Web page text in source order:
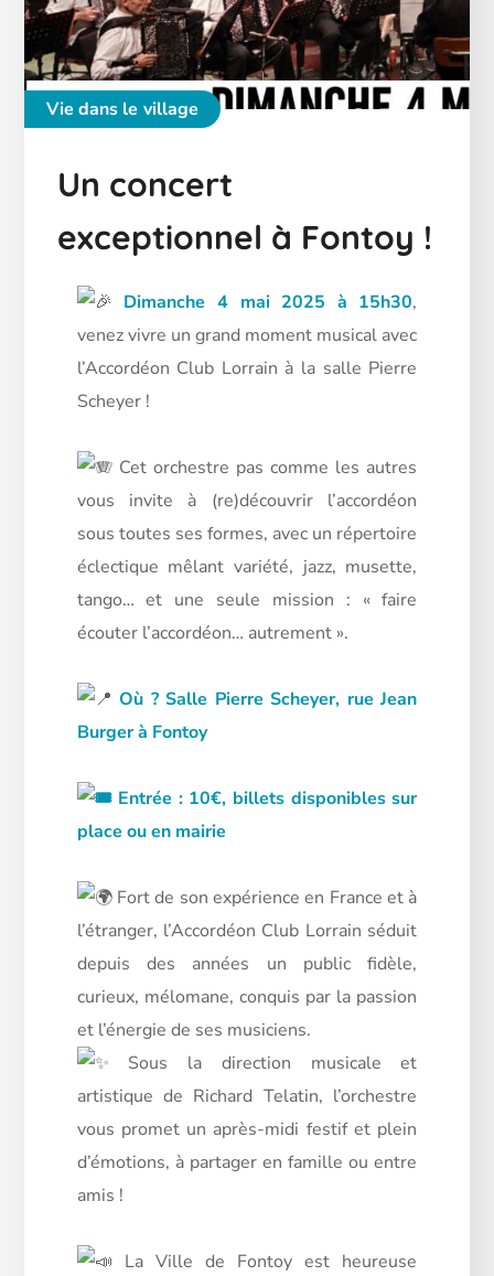
Vie dans le village
Un concert
exceptionnel à Fontoy !
Dimanche 4 mai 2025 à 15h30,
venez vivre un grand moment musical avec
l’Accordéon Club Lorrain à la salle Pierre
Scheyer !
Cet orchestre pas comme les autres
vous invite à (re)découvrir l’accordéon
sous toutes ses formes, avec un répertoire
éclectique mêlant variété, jazz, musette,
tango… et une seule mission : « faire
écouter l’accordéon… autrement ».
Où ? Salle Pierre Scheyer, rue Jean
Burger à Fontoy
Entrée : 10€, billets disponibles sur
place ou en mairie
Fort de son expérience en France et à
l’étranger, l’Accordéon Club Lorrain séduit
depuis des années un public fidèle,
curieux, mélomane, conquis par la passion
et l’énergie de ses musiciens.
Sous la direction musicale et
artistique de Richard Telatin, l’orchestre
vous promet un après-midi festif et plein
d’émotions, à partager en famille ou entre
amis !
La Ville de Fontoy est heureuse